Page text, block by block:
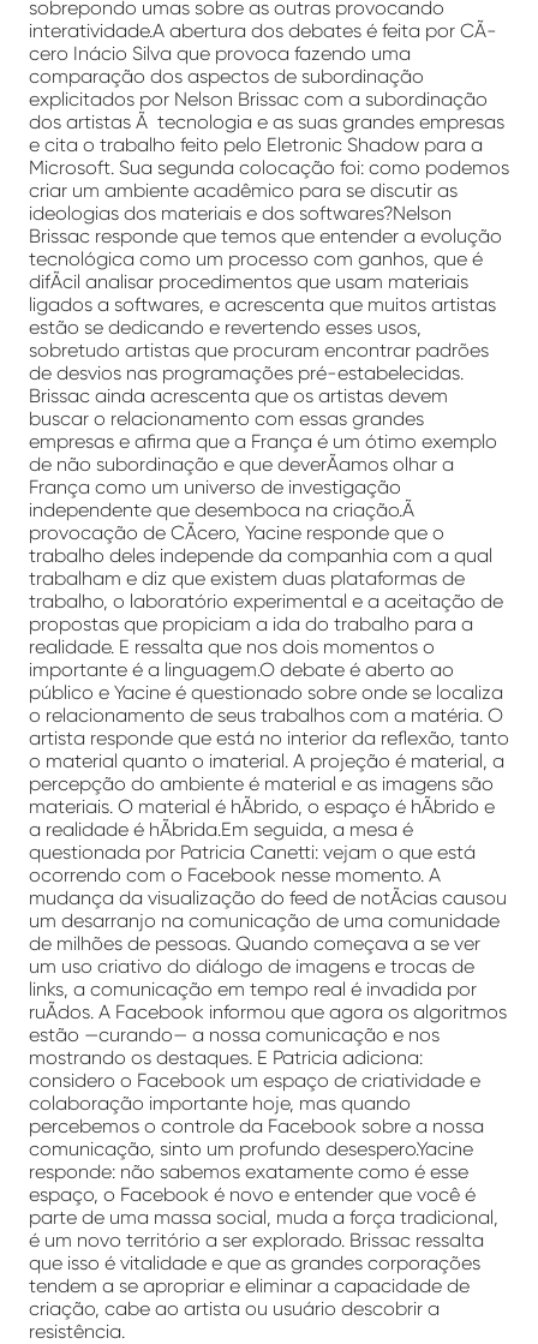
sobrepondo umas sobre as outras provocando
interatividade.A abertura dos debates é feita por CÃ­
cero Inácio Silva que provoca fazendo uma
comparação dos aspectos de subordinação
explicitados por Nelson Brissac com a subordinação
dos artistas Ã tecnologia e as suas grandes empresas
e cita o trabalho feito pelo Eletronic Shadow para a
Microsoft. Sua segunda colocação foi: como podemos
criar um ambiente acadêmico para se discutir as
ideologias dos materiais e dos softwares?Nelson
Brissac responde que temos que entender a evolução
tecnológica como um processo com ganhos, que é
difÃ­cil analisar procedimentos que usam materiais
ligados a softwares, e acrescenta que muitos artistas
estão se dedicando e revertendo esses usos,
sobretudo artistas que procuram encontrar padrões
de desvios nas programações pré-estabelecidas.
Brissac ainda acrescenta que os artistas devem
buscar o relacionamento com essas grandes
empresas e afirma que a França é um ótimo exemplo
de não subordinação e que deverÃ­amos olhar a
França como um universo de investigação
independente que desemboca na criação.Ã
provocação de CÃ­cero, Yacine responde que o
trabalho deles independe da companhia com a qual
trabalham e diz que existem duas plataformas de
trabalho, o laboratório experimental e a aceitação de
propostas que propiciam a ida do trabalho para a
realidade. E ressalta que nos dois momentos o
importante é a linguagem.O debate é aberto ao
público e Yacine é questionado sobre onde se localiza
o relacionamento de seus trabalhos com a matéria. O
artista responde que está no interior da reflexão, tanto
o material quanto o imaterial. A projeção é material, a
percepção do ambiente é material e as imagens são
materiais. O material é hÃ­brido, o espaço é hÃ­brido e
a realidade é hÃ­brida.Em seguida, a mesa é
questionada por Patricia Canetti: vejam o que está
ocorrendo com o Facebook nesse momento. A
mudança da visualização do feed de notÃ­cias causou
um desarranjo na comunicação de uma comunidade
de milhões de pessoas. Quando começava a se ver
um uso criativo do diálogo de imagens e trocas de
links, a comunicação em tempo real é invadida por
ruÃ­dos. A Facebook informou que agora os algoritmos
estão —curando— a nossa comunicação e nos
mostrando os destaques. E Patricia adiciona:
considero o Facebook um espaço de criatividade e
colaboração importante hoje, mas quando
percebemos o controle da Facebook sobre a nossa
comunicação, sinto um profundo desespero.Yacine
responde: não sabemos exatamente como é esse
espaço, o Facebook é novo e entender que você é
parte de uma massa social, muda a força tradicional,
é um novo território a ser explorado. Brissac ressalta
que isso é vitalidade e que as grandes corporações
tendem a se apropriar e eliminar a capacidade de
criação, cabe ao artista ou usuário descobrir a
resistência.